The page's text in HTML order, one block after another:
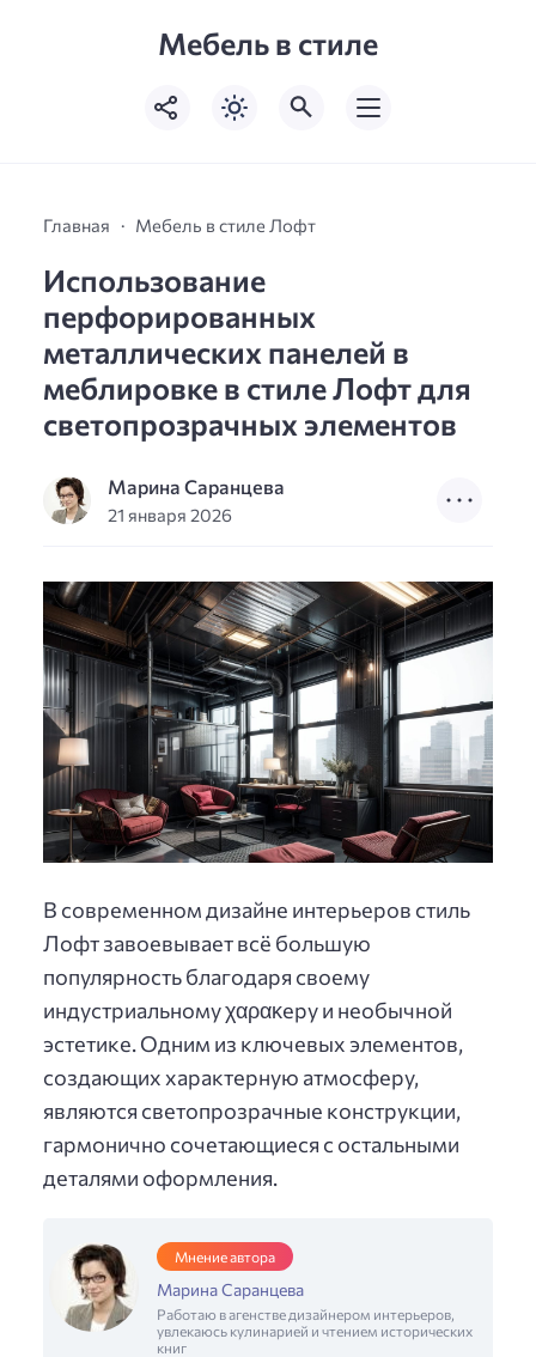
Мебель в стиле
Главная Мебель в стиле Лофт
Использование
перфорированных
металлических панелей в
меблировке в стиле Лофт для
светопрозрачных элементов
Марина Саранцева
21 января 2026
В современном дизайне интерьеров стиль
Лофт завоевывает всё большую
популярность благодаря своему
индустриальному χαρακеру и необычной
эстетике. Одним из ключевых элементов,
создающих характерную атмосферу,
являются светопрозрачные конструкции,
гармонично сочетающиеся с остальными
деталями оформления.
Мнение автора
Марина Саранцева
Работаю в агенстве дизайнером интерьеров,
увлекаюсь кулинарией и чтением исторических
книг